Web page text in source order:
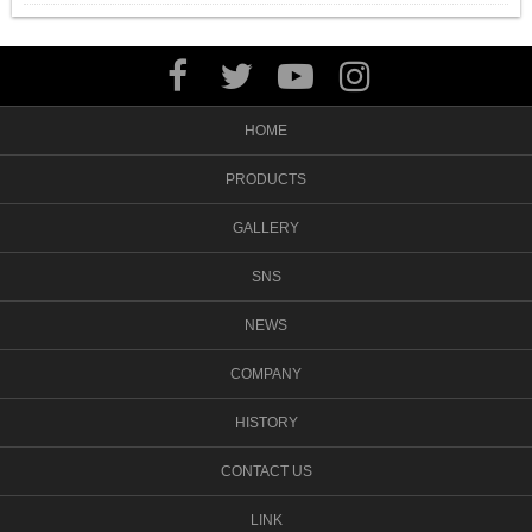
HOME
PRODUCTS
GALLERY
SNS
NEWS
COMPANY
HISTORY
CONTACT US
LINK